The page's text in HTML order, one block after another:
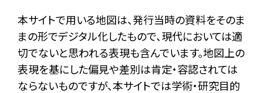
本サイトで用いる地図は、発行当時の資料をそのま
まの形でデジタル化したもので、現代においては適
切でないと思われる表現も含んでいます。地図上の
表現を基にした偏見や差別は肯定・容認されては
ならないものですが、本サイトでは学術・研究目的